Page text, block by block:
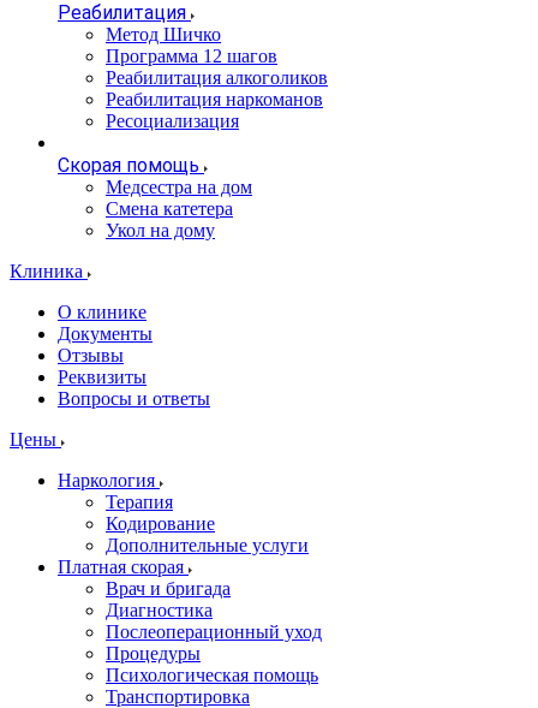
Реабилитация
Метод Шичко
Программа 12 шагов
Реабилитация алкоголиков
Реабилитация наркоманов
Ресоциализация
Скорая помощь
Медсестра на дом
Смена катетера
Укол на дому
Клиника
О клинике
Документы
Отзывы
Реквизиты
Вопросы и ответы
Цены
Наркология
Терапия
Кодирование
Дополнительные услуги
Платная скорая
Врач и бригада
Диагностика
Послеоперационный уход
Процедуры
Психологическая помощь
Транспортировка